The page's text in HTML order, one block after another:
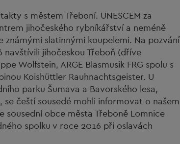
s městem Třeboní. UNESCEM za
jihočeského rybníkářství a neméně
slatinnými koupelemi. Na pozvání
jihočeskou Třeboň (dříve
Wolfstein, ARGE Blasmusik FRG spolu s
Koishüttler Rauhnachtsgeister. U
parku Šumava a Bavorského lesa,
se čeští sousedé mohli informovat o našem
sousední obce města Třeboně Lomnice
spolku v roce 2016 při oslavách